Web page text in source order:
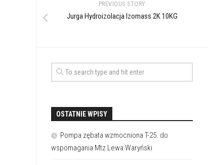
PREVIOUS STORY
Jurga Hydroizolacja Izomass 2K 10KG
OSTATNIE WPISY
Pompa zębata wzmocniona T-25. do
wspomagania Mtz Lewa Waryński